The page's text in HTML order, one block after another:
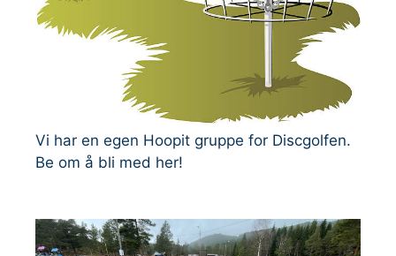
Vi har en egen Hoopit gruppe for Discgolfen.
Be om å bli med her!